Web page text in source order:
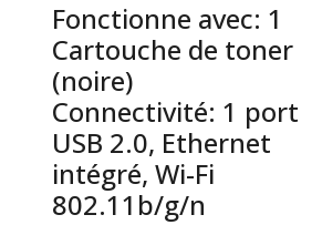
Fonctionne avec: 1
Cartouche de toner
(noire)
Connectivité: 1 port
USB 2.0, Ethernet
intégré, Wi-Fi
802.11b/g/n